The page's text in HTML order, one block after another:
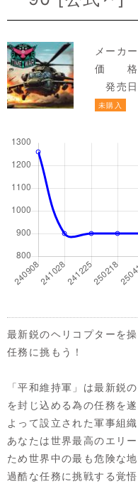
メーカー
価 格
発売
未購入
最新鋭のヘリコプターを
任務に挑もう！
「平和維持軍」は最新鋭
を封じ込める為の任務を
よって設立された軍事組織
あなたは世界最高のエリ
ため世界中の最も危険な
過酷な任務に挑戦する覚